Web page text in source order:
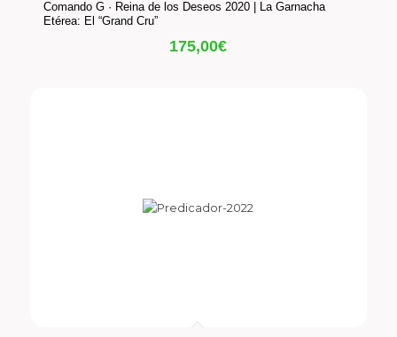
Comando G · Reina de los Deseos 2020 | La Garnacha
Etérea: El “Grand Cru”
175,00€